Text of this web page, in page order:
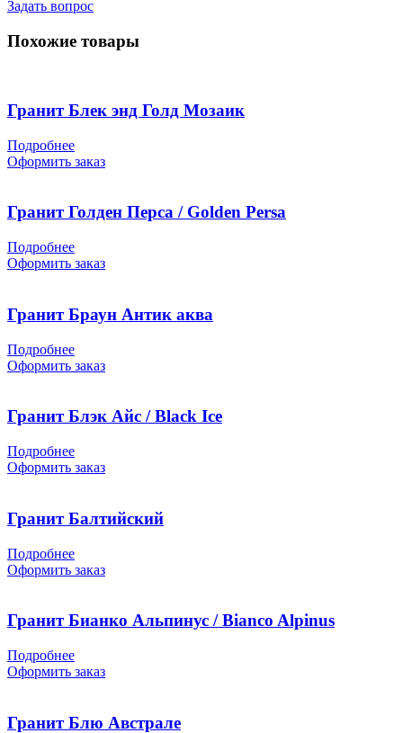
Задать вопрос
Похожие товары
Гранит Блек энд Голд Мозаик
Подробнее
Оформить заказ
Гранит Голден Перса / Golden Persa
Подробнее
Оформить заказ
Гранит Браун Антик аква
Подробнее
Оформить заказ
Гранит Блэк Айс / Black Ice
Подробнее
Оформить заказ
Гранит Балтийский
Подробнее
Оформить заказ
Гранит Бианко Альпинус / Bianco Alpinus
Подробнее
Оформить заказ
Гранит Блю Австрале